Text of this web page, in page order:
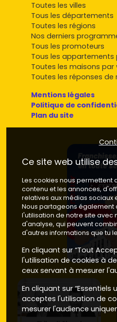
Toutes les villes
Tous les départements
Toutes les régions
Nos derniers
Tous les promoteurs
Tous les appartements
Toutes les maisons par
Toutes les réponses de
Mentions légales
Politique de
Plan du site
Ce site web utilise
Les cookies nous permettent
contenu et les annonces,
relatives aux médias sociaux
Nous partageons également
l'utilisation de notre site avec
d'analyse, qui peuvent
d'autres informations que tu
En cliquant sur “Tout
l'utilisation de cookies à
ceux servant à mesurer
En cliquant sur “Essentiels
acceptes l'utilisation de
mesurer l'audience